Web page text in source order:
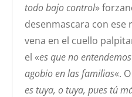
todo bajo control»
desenmascara con ese
vena en el cuello
el «es que no
agobio en las familias«.
es tuya, o tuya, pues tú